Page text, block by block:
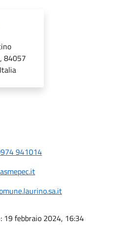
84057
941014
: 19 febbraio 2024, 16:34